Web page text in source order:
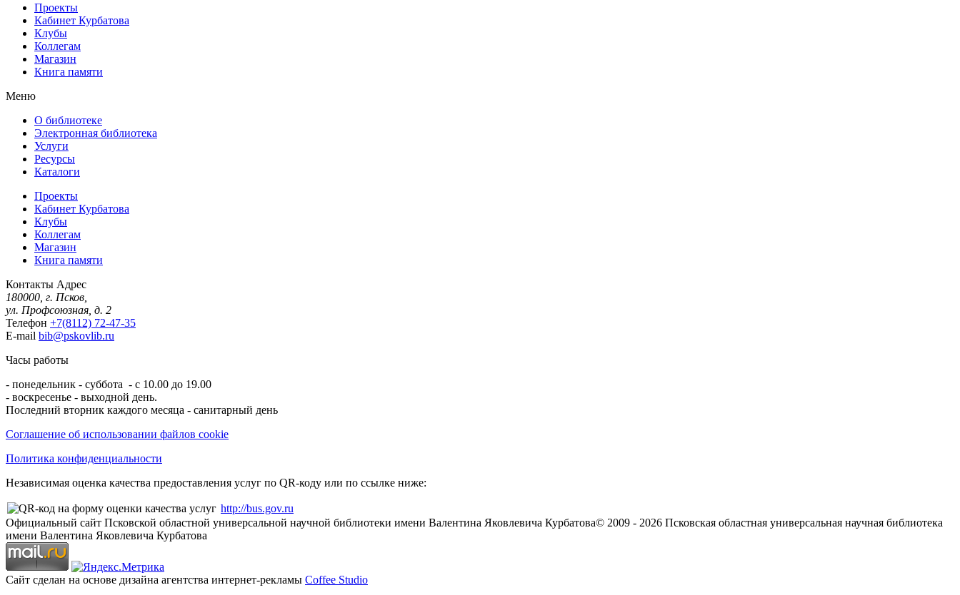
Проекты
Кабинет Курбатова
Клубы
Коллегам
Магазин
Книга памяти
Меню
О библиотеке
Электронная библиотека
Услуги
Ресурсы
Каталоги
Проекты
Кабинет Курбатова
Клубы
Коллегам
Магазин
Книга памяти
Контакты Адрес
180000, г. Псков,
ул. Профсоюзная, д. 2
Телефон +7(8112) 72-47-35
E-mail bib@pskovlib.ru
Часы работы
- понедельник - суббота - с 10.00 до 19.00
- воскресенье - выходной день.
Последний вторник каждого месяца - санитарный день
Соглашение об использовании файлов cookie
Политика конфиденциальности
Независимая оценка качества предоставления услуг по QR-коду или по ссылке ниже:
http://bus.gov.ru
Официальный сайт Псковской областной универсальной научной библиотеки имени Валентина Яковлевича Курбатова© 2009 - 2026 Псковская областная универсальная научная библиотека
имени Валентина Яковлевича Курбатова
Сайт сделан на основе дизайна агентства интернет-рекламы Coffee Studio